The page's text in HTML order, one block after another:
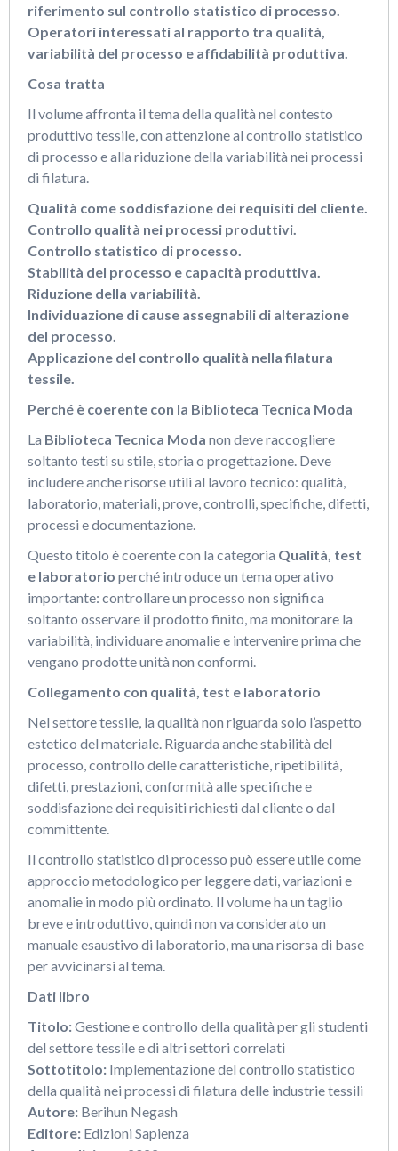
riferimento sul controllo statistico di processo.
Operatori interessati al rapporto tra qualità,
variabilità del processo e affidabilità produttiva.
Cosa tratta
Il volume affronta il tema della qualità nel contesto
produttivo tessile, con attenzione al controllo statistico
di processo e alla riduzione della variabilità nei processi
di filatura.
Qualità come soddisfazione dei requisiti del cliente.
Controllo qualità nei processi produttivi.
Controllo statistico di processo.
Stabilità del processo e capacità produttiva.
Riduzione della variabilità.
Individuazione di cause assegnabili di alterazione
del processo.
Applicazione del controllo qualità nella filatura
tessile.
Perché è coerente con la Biblioteca Tecnica Moda
La Biblioteca Tecnica Moda non deve raccogliere
soltanto testi su stile, storia o progettazione. Deve
includere anche risorse utili al lavoro tecnico: qualità,
laboratorio, materiali, prove, controlli, specifiche, difetti,
processi e documentazione.
Questo titolo è coerente con la categoria Qualità, test
e laboratorio perché introduce un tema operativo
importante: controllare un processo non significa
soltanto osservare il prodotto finito, ma monitorare la
variabilità, individuare anomalie e intervenire prima che
vengano prodotte unità non conformi.
Collegamento con qualità, test e laboratorio
Nel settore tessile, la qualità non riguarda solo l’aspetto
estetico del materiale. Riguarda anche stabilità del
processo, controllo delle caratteristiche, ripetibilità,
difetti, prestazioni, conformità alle specifiche e
soddisfazione dei requisiti richiesti dal cliente o dal
committente.
Il controllo statistico di processo può essere utile come
approccio metodologico per leggere dati, variazioni e
anomalie in modo più ordinato. Il volume ha un taglio
breve e introduttivo, quindi non va considerato un
manuale esaustivo di laboratorio, ma una risorsa di base
per avvicinarsi al tema.
Dati libro
Titolo:Gestione e controllo della qualità per gli studenti
del settore tessile e di altri settori correlati
Sottotitolo: Implementazione del controllo statistico
della qualità nei processi di filatura delle industrie tessili
Autore: Berihun Negash
Editore: Edizioni Sapienza